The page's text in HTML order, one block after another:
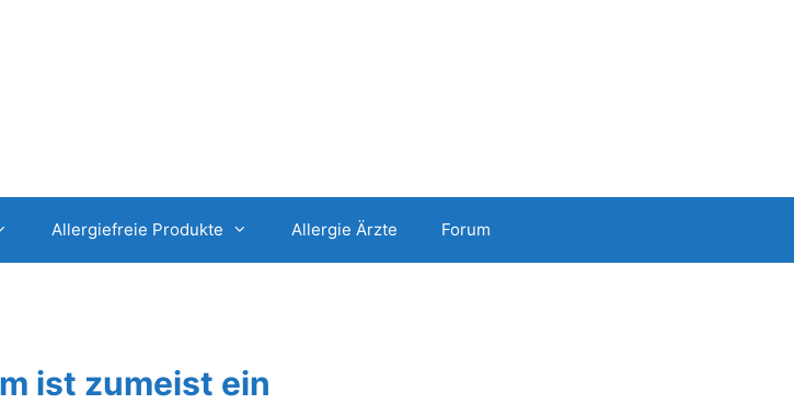
Allergiefreie Produkte Allergie Ärzte Forum
ist zumeist ein